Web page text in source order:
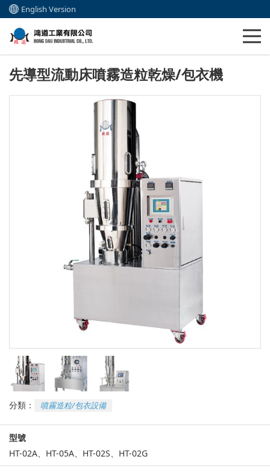
English Version
先導型流動床噴霧造粒乾燥/包衣機
分類： 噴霧造粒/包衣設備
型號
HT-02A、HT-05A、HT-02S、HT-02G